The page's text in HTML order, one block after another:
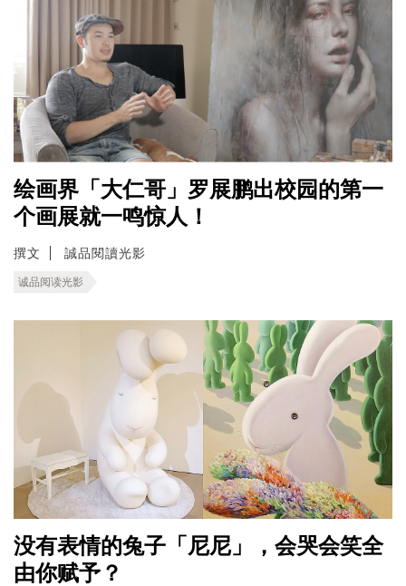
绘画界「大仁哥」罗展鹏出校园的第一
个画展就一鸣惊人！
撰文 誠品閱讀光影
诚品阅读光影
没有表情的兔子「尼尼」，会哭会笑全
由你赋予？